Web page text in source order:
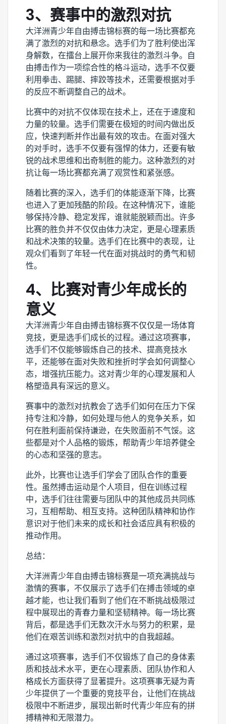
3、赛事中的激烈对抗
大洋洲青少年自由搏击锦标赛的每一场比赛都充
满了激烈的对抗和悬念。选手们为了胜利使出浑
身解数，在擂台上展开你来我往的激烈斗争。自
由搏击作为一项综合性的格斗运动，选手不仅要
利用拳击、踢腿、摔跤等技术，还需要根据对手
的反应不断调整自己的战术。
比赛中的对抗不仅体现在技术上，还在于速度和
力量的较量。选手们需要在极短的时间内做出反
应，快速判断并作出最有效的攻击。在面对强大
的对手时，选手不仅要有强悍的体力，还要有敏
锐的战术思维和出奇制胜的能力。这种激烈的对
抗让每一场比赛都充满了观赏性和紧张感。
随着比赛的深入，选手们的体能逐渐下降，比赛
也进入了更加残酷的阶段。在这种情况下，谁能
够保持冷静、稳定发挥，谁就能脱颖而出。许多
比赛的胜负并不仅仅由体力决定，更是心理素质
和战术决策的较量。选手们在比赛中的表现，让
观众们看到了年轻一代在面对挑战时的勇气和韧
性。
4、比赛对青少年成长的
意义
大洋洲青少年自由搏击锦标赛不仅仅是一场体育
竞技，更是选手们成长的过程。通过这项赛事，
选手们不仅能够锻炼自己的技术、提高竞技水
平，还能够在面对失败和挫折时学会如何调整心
态，增强抗压能力。这对青少年的心理发展和人
格塑造具有深远的意义。
赛事中的激烈对抗教会了选手们如何在压力下保
持专注和冷静，如何处理与他人的竞争关系，如
何在胜利面前保持谦逊，在失败面前不气馁。这
些都是对个人品格的锻炼，帮助青少年培养健全
的心态和坚强的意志。
此外，比赛也让选手们学会了团队合作的重要
性。虽然搏击运动是个人项目，但在训练过程
中，选手们往往需要与团队中的其他成员共同练
习，互相帮助、相互支持。这种团队精神和协作
意识对于他们未来的成长和社会适应具有积极的
推动作用。
总结：
大洋洲青少年自由搏击锦标赛是一项充满挑战与
激情的赛事，不仅展示了选手们在搏击领域的卓
越才能，也让我们看到了他们在不断挑战极限过
程中展现出的青春力量和坚韧精神。每一场比赛
背后，都是选手们无数次汗水与努力的积累，是
他们在艰苦训练和激烈对抗中的自我超越。
通过这项赛事，选手们不仅锻炼了自己的身体素
质和技战术水平，更在心理素质、团队协作和人
格成长方面获得了显著提升。这项赛事无疑为青
少年提供了一个重要的竞技平台，让他们在挑战
极限中不断进步，展现出新时代青少年应有的拼
搏精神和无限潜力。